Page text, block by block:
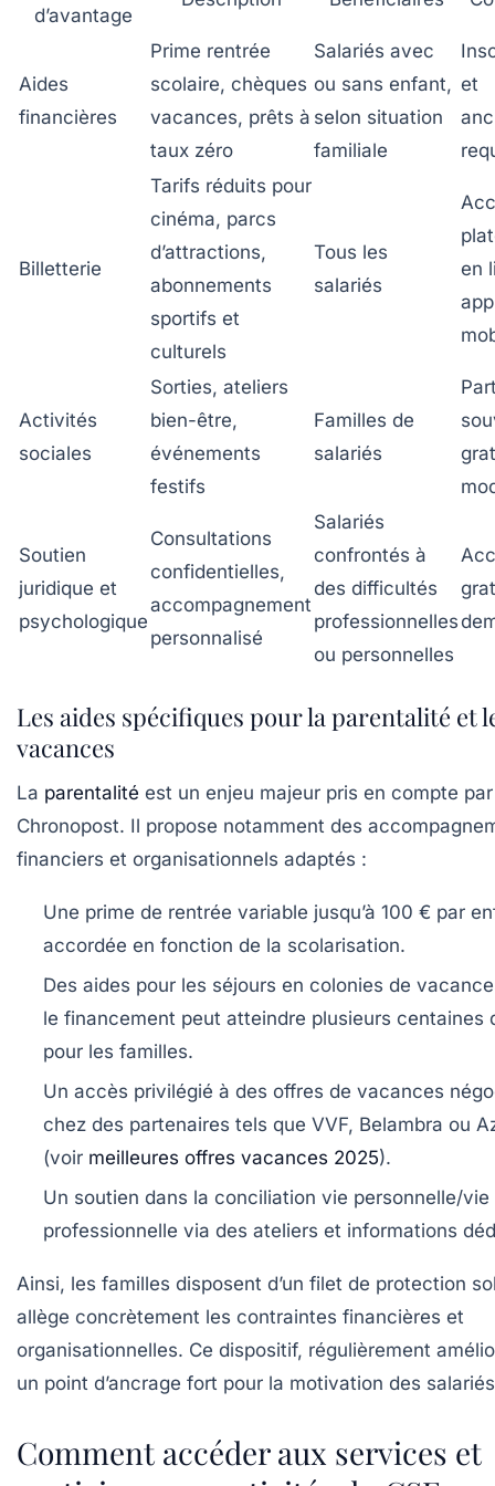
d’avantage
Aides
financières
Prime rentrée
scolaire, chèques
vacances, prêts à
taux zéro
Salariés avec
ou sans enfant,
selon situation
familiale
et
Billetterie
Tarifs réduits pour
cinéma, parcs
d’attractions,
abonnements
sportifs et
culturels
Tous les
salariés
en
Activités
sociales
Sorties, ateliers
bien-être,
événements
festifs
Familles de
salariés
Soutien
juridique et
psychologique
Consultations
confidentielles,
accompagnement
personnalisé
Salariés
confrontés à
des difficultés
professionnelles
ou personnelles
Les aides spécifiques pour la parentalité et
vacances
La parentalité est un enjeu majeur pris en compte par
Chronopost. Il propose notamment des
financiers et organisationnels adaptés :
Une prime de rentrée variable jusqu’à 100 € par
accordée en fonction de la scolarisation.
Des aides pour les séjours en colonies de
le financement peut atteindre plusieurs centaines
pour les familles.
Un accès privilégié à des offres de vacances
chez des partenaires tels que VVF, Belambra ou
(voir meilleures offres vacances 2025).
Un soutien dans la conciliation vie personnelle/vie
professionnelle via des ateliers et informations
Ainsi, les familles disposent d’un filet de protection
allège concrètement les contraintes financières et
organisationnelles. Ce dispositif, régulièrement
un point d’ancrage fort pour la motivation des
Comment accéder aux services et